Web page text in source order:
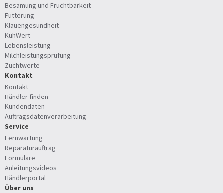
Besamung und Fruchtbarkeit
Fütterung
Klauengesundheit
KuhWert
Lebensleistung
Milchleistungsprüfung
Zuchtwerte
Kontakt
Kontakt
Händler finden
Kundendaten
Auftragsdatenverarbeitung
Service
Fernwartung
Reparaturauftrag
Formulare
Anleitungsvideos
Händlerportal
Über uns